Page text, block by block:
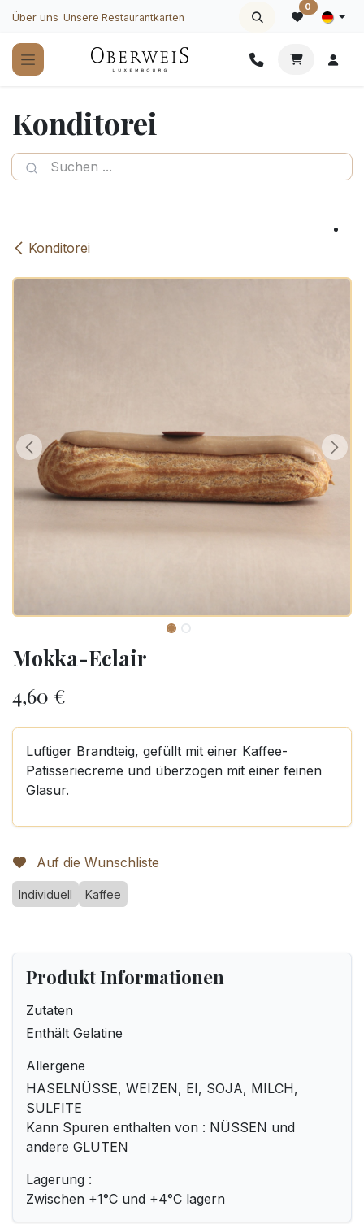
Zum Inhalt springen
Über uns Unsere Restaurantkarten
0
Konditorei
Konditorei
Mokka-Eclair
4,60 €
Luftiger Brandteig, gefüllt mit einer Kaffee-
Patisseriecreme und überzogen mit einer feinen
Glasur.
Auf die Wunschliste
Individuell Kaffee
Produkt Informationen
Zutaten
Enthält Gelatine
Allergene
HASELNÜSSE, WEIZEN, EI, SOJA, MILCH,
SULFITE
Kann Spuren enthalten von : NÜSSEN und
andere GLUTEN
Lagerung :
Zwischen +1°C und +4°C lagern